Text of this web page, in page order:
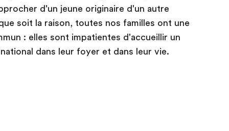
d'un jeune originaire d'un autre
soit la raison, toutes nos familles ont une
: elles sont impatientes d'accueillir un
dans leur foyer et dans leur vie.